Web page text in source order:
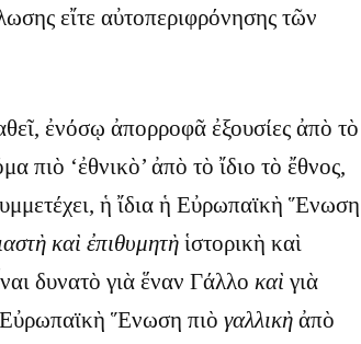
εἴτε αὐτοπεριφρόνησης τῶν
ἐνόσῳ ἀπορροφᾶ ἐξουσίες ἀπὸ τὸ
πιὸ ‘ἐθνικὸ’ ἀπὸ τὸ ἴδιο τὸ ἔθνος,
ἡ ἴδια ἡ Εὐρωπαϊκὴ Ἕνωση
καὶ ἐπιθυμητὴἱστορικὴ καὶ
δυνατὸ γιὰ ἕναν Γάλλο καὶ γιὰ
Ἕνωση πιὸ γαλλικὴἀπὸ